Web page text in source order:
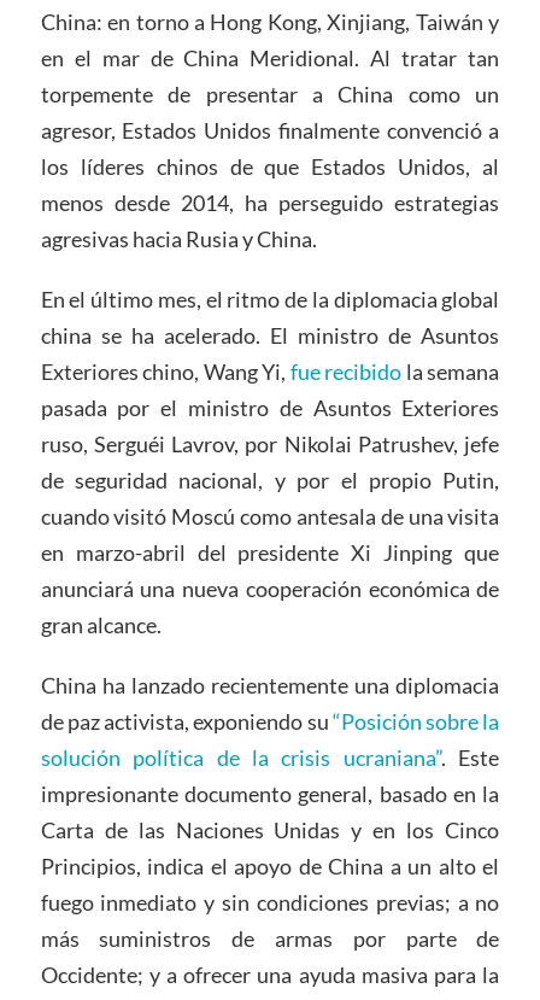
China: en torno a Hong Kong, Xinjiang, Taiwán y
en el mar de China Meridional. Al tratar tan
torpemente de presentar a China como un
agresor, Estados Unidos finalmente convenció a
los líderes chinos de que Estados Unidos, al
menos desde 2014, ha perseguido estrategias
agresivas hacia Rusia y China.
En el último mes, el ritmo de la diplomacia global
china se ha acelerado. El ministro de Asuntos
Exteriores chino, Wang Yi, fue recibido la semana
pasada por el ministro de Asuntos Exteriores
ruso, Serguéi Lavrov, por Nikolai Patrushev, jefe
de seguridad nacional, y por el propio Putin,
cuando visitó Moscú como antesala de una visita
en marzo-abril del presidente Xi Jinping que
anunciará una nueva cooperación económica de
gran alcance.
China ha lanzado recientemente una diplomacia
de paz activista, exponiendo su“Posición sobre la
solución política de la crisis ucraniana”. Este
impresionante documento general, basado en la
Carta de las Naciones Unidas y en los Cinco
Principios, indica el apoyo de China a un alto el
fuego inmediato y sin condiciones previas; a no
más suministros de armas por parte de
Occidente; y a ofrecer una ayuda masiva para la